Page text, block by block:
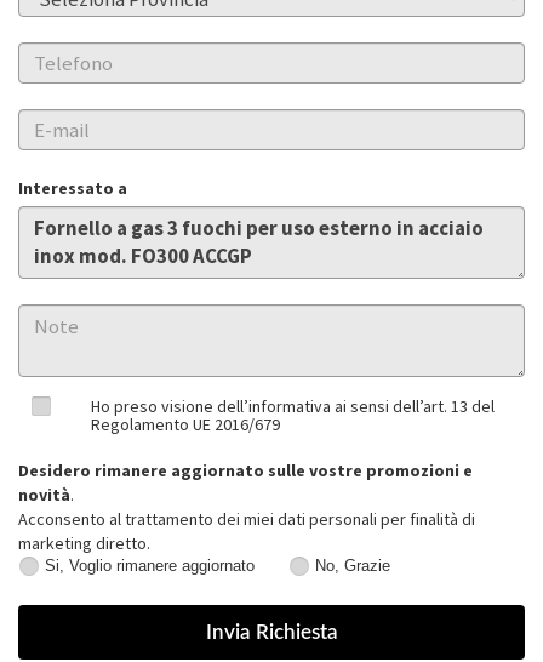
Interessato a
Ho preso visione dell’informativa ai sensi dell’art. 13 del
Regolamento UE 2016/679
Desidero rimanere aggiornato sulle vostre promozioni e
novità.
Acconsento al trattamento dei miei dati personali per finalità di
marketing diretto.
Voglio
Si, Voglio rimanere aggiornato
Grazie
No, Grazie